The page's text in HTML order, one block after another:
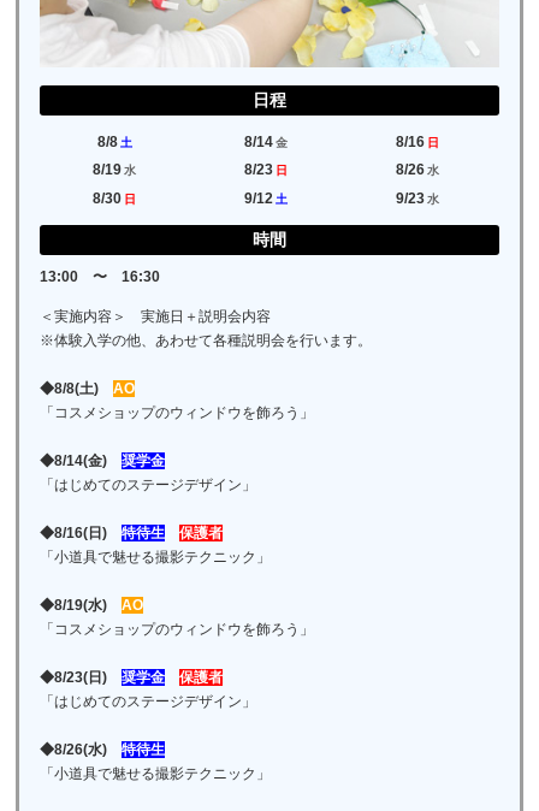
日程
8/8 土 8/14金 8/16 日
8/19 水 8/23 日 8/26水
8/30 日 9/12 土 9/23水
時間
13:00 〜 16:30
＜実施内容＞ 実施日＋説明会内容
※体験入学の他、あわせて各種説明会を行います。
◆8/8(土)AO
「コスメショップのウィンドウを飾ろう」
◆8/14(金)
奨学金
「はじめてのステージデザイン」
◆8/16(日) 特待生
保護者
「小道具で魅せる撮影テクニック」
◆8/19(水)AO
「コスメショップのウィンドウを飾ろう」
◆8/23(日) 奨学金
保護者
「はじめてのステージデザイン」
◆8/26(水)
特待生
「小道具で魅せる撮影テクニック」